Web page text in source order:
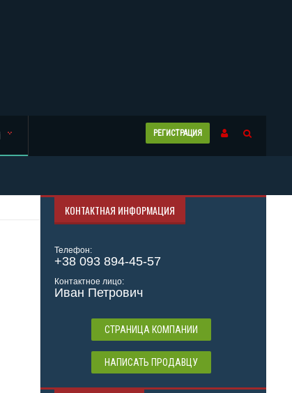
РЕГИСТРАЦИЯ
КОНТАКТНАЯ ИНФОРМАЦИЯ
Телефон:
+38 093 894-45-57
Контактное лицо:
Иван Петрович
СТРАНИЦА КОМПАНИИ
НАПИСАТЬ ПРОДАВЦУ